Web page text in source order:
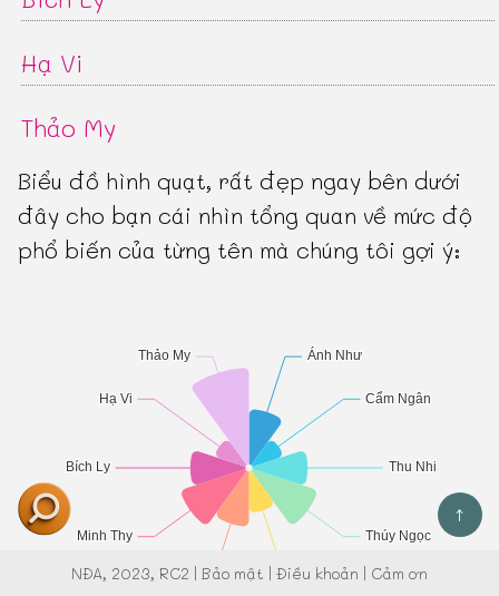
Hạ Vi
Thảo My
Biểu đồ hình quạt, rất đẹp ngay bên dưới
đây cho bạn cái nhìn tổng quan về mức độ
phổ biến của từng tên mà chúng tôi gợi ý:
↑
NĐA, 2023, RC2 | Bảo mật | Điều khoản | Cảm ơn